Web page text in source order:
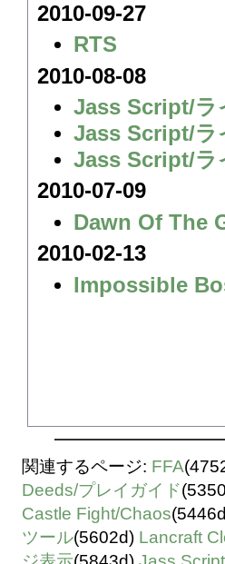
2010-09-27
RTS
2010-08-08
Jass Script/ラ
Jass Script/ラ
Jass Script/ラ
2010-07-09
Dawn Of The
2010-02-13
Impossible
関連するページ: FFA
Deeds/プレイガイド
Castle Fight/Chaos
ツール(5602d) Lancraft